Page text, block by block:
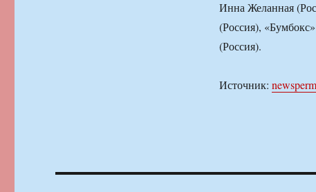
Инна Желанная
(Россия),
(Россия).
Источник: